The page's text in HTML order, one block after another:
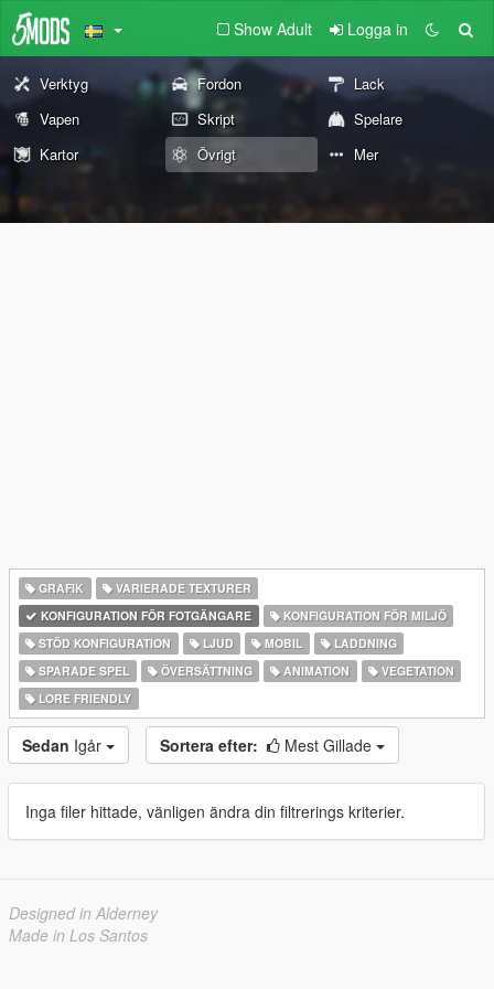
Show Adult Logga in
Verktyg Fordon
Lack
Vapen
Skript
Spelare
Kartor
Övrigt Mer
GRAFIK
VARIERADE TEXTURER
KONFIGURATION FÖR FOTGÄNGARE
KONFIGURATION FÖR MILJÖ
STÖD KONFIGURATION
LJUD MOBIL
LADDNING
SPARADE SPEL
ÖVERSÄTTNING ANIMATION
VEGETATION
LORE FRIENDLY
Sedan Igår Sortera efter: Mest Gillade
Inga filer hittade, vänligen ändra din filtrerings kriterier.
Designed in Alderney
Made in Los Santos